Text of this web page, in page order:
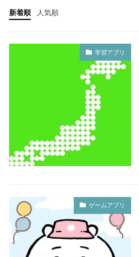
新着順 人気順
学習アプリ
ゲームアプリ